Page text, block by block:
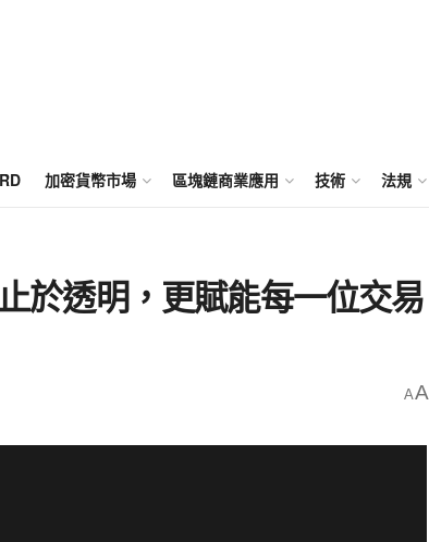
加密貨幣市場 區塊鏈商業應用 技術 法規
於透明，更賦能每一位交易
AA